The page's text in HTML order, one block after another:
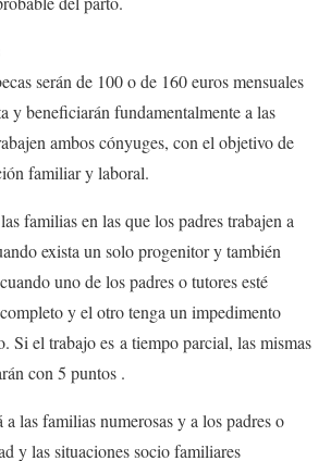
serán de 100 o de 160 euros mensuales
y beneficiarán fundamentalmente a las
ambos cónyuges, con el objetivo de
familiar y laboral.
familias en las que los padres trabajen a
exista un solo progenitor y también
uno de los padres o tutores esté
y el otro tenga un impedimento
Si el trabajo es a tiempo parcial, las mismas
con 5 puntos .
a las familias numerosas y a los padres o
y las situaciones socio familiares